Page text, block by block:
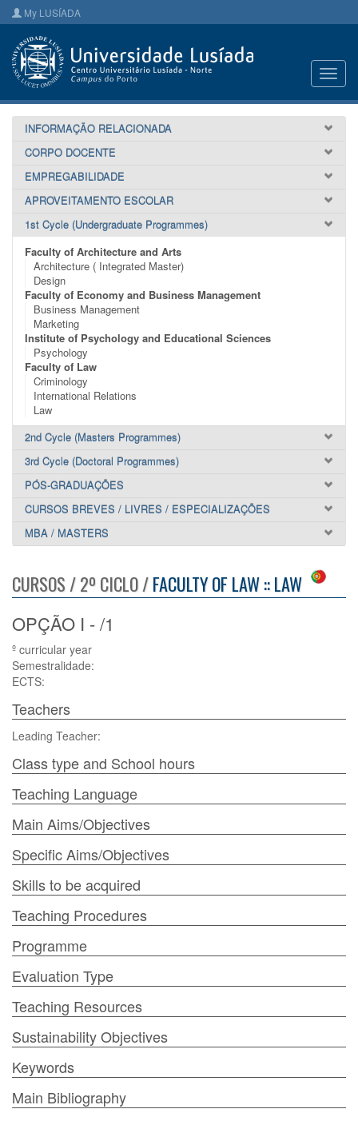
My LUSÍADA
INFORMAÇÃO RELACIONADA
CORPO DOCENTE
EMPREGABILIDADE
APROVEITAMENTO ESCOLAR
1st Cycle (Undergraduate Programmes)
Faculty of Architecture and Arts
Architecture ( Integrated Master)
Design
Faculty of Economy and Business Management
Business Management
Marketing
Institute of Psychology and Educational Sciences
Psychology
Faculty of Law
Criminology
International Relations
Law
2nd Cycle (Masters Programmes)
3rd Cycle (Doctoral Programmes)
PÓS-GRADUAÇÕES
CURSOS BREVES / LIVRES / ESPECIALIZAÇÕES
MBA / MASTERS
CURSOS / 2º CICLO /FACULTY OF LAW :: LAW
OPÇÃO I - /1
º curricular year
Semestralidade:
ECTS:
Teachers
Leading Teacher:
Class type and School hours
Teaching Language
Main Aims/Objectives
Specific Aims/Objectives
Skills to be acquired
Teaching Procedures
Programme
Evaluation Type
Teaching Resources
Sustainability Objectives
Keywords
Main Bibliography